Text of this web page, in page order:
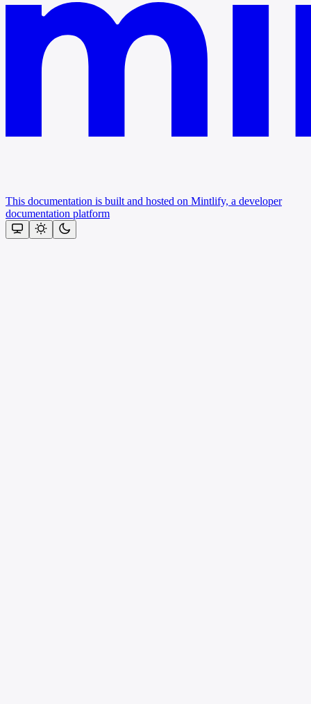
This documentation is built and hosted on Mintlify, a developer
documentation platform